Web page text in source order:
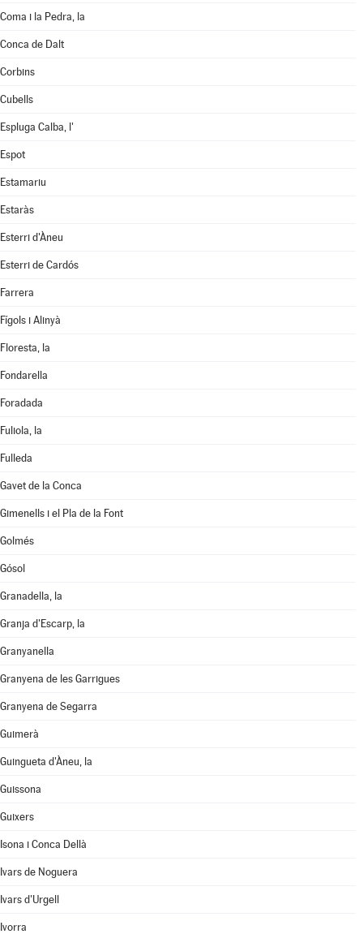
Coma i la Pedra, la
Conca de Dalt
Corbins
Cubells
Espluga Calba, l'
Espot
Estamariu
Estaràs
Esterri d'Àneu
Esterri de Cardós
Farrera
Fígols i Alinyà
Floresta, la
Fondarella
Foradada
Fuliola, la
Fulleda
Gavet de la Conca
Gimenells i el Pla de la Font
Golmés
Gósol
Granadella, la
Granja d'Escarp, la
Granyanella
Granyena de les Garrigues
Granyena de Segarra
Guimerà
Guingueta d'Àneu, la
Guissona
Guixers
Isona i Conca Dellà
Ivars de Noguera
Ivars d'Urgell
Ivorra